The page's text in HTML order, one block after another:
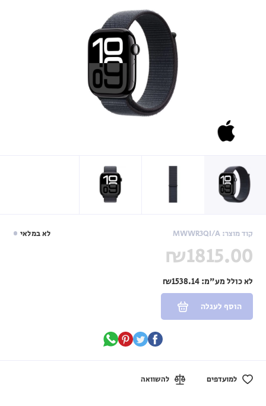
לא במלאי קוד מוצר: MWWR3QI/A
₪1815.00
לא כולל מע"מ:₪1538.14
הוסף לעגלה
למועדפים להשוואה